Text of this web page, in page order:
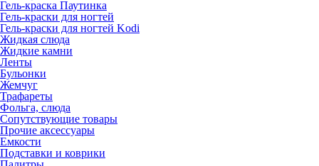
Гель-краска Паутинка
Гель-краски для ногтей
Гель-краски для ногтей Kodi
Жидкая слюда
Жидкие камни
Ленты
Бульонки
Жемчуг
Трафареты
Фольга, слюда
Сопутствующие товары
Прочие аксессуары
Емкости
Подставки и коврики